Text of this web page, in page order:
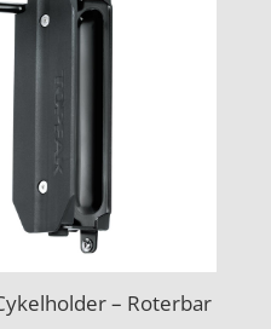
– Roterbar